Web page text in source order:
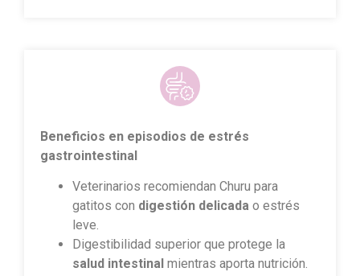
Beneficios en episodios de estrés
gastrointestinal
Veterinarios recomiendan Churu para
gatitos con digestión delicada o estrés
leve.
Digestibilidad superior que protege la
salud intestinal mientras aporta nutrición.